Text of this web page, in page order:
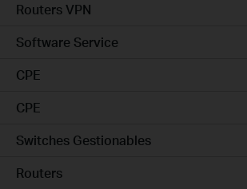
Routers VPN
Software Service
CPE
CPE
Switches Gestionables
Routers